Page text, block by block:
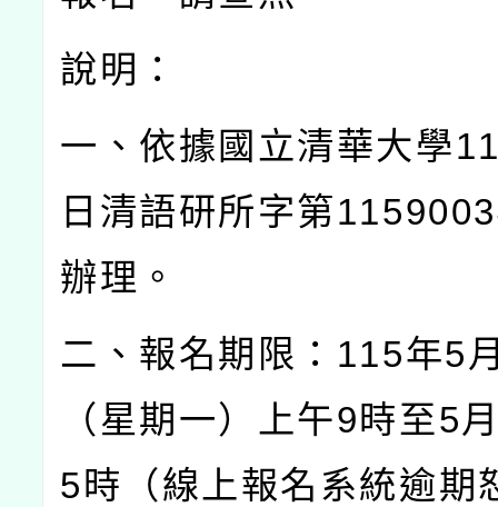
說明：
一、依據國立清華大學
日清語研所字第
辦理。
二、報名期限： 115年5
（星期一）上午9時至5
5 時（線上報名系統逾期